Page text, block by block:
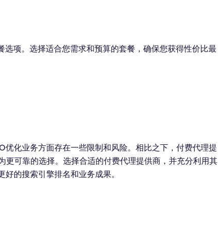
项。选择适合您需求和预算的套餐，确保您获得性价比最
化业务方面存在一些限制和风险。相比之下，付费代理提
可靠的选择。选择合适的付费代理提供商，并充分利用其
的搜索引擎排名和业务成果。